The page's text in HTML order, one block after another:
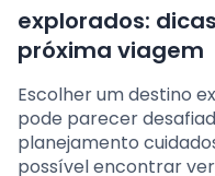
explorados:
próxima viagem
Escolher um destino
pode parecer
planejamento
possível encontrar